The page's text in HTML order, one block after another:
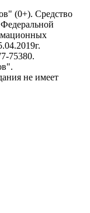
(0+). Средство
75380.
не имеет